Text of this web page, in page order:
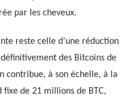
par les cheveux.
reste celle d’une réduction
des Bitcoins de
contribue, à son échelle, à la
fixe de 21 millions de BTC,